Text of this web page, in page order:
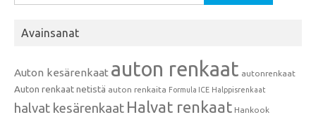
Avainsanat
Auton kesärenkaat auton renkaat autonrenkaat
Auton renkaat netistä auton renkaita Formula ICE Halppisrenkaat
halvat kesärenkaat Halvat renkaat Hankook